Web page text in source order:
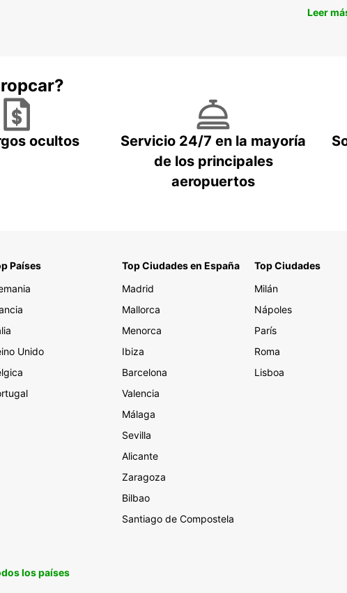
Vehículos
aeropuertos y
Posibilidad de
en tus
Con Europcar,
Bélgica es una
optimizar tus
Leer
ocultos
Servicio 24/7 en la mayoría
de los principales
aeropuertos
Países
Unido
Top Ciudades en España
Madrid
Mallorca
Menorca
Ibiza
Barcelona
Valencia
Málaga
Sevilla
Alicante
Zaragoza
Bilbao
Santiago de Compostela
Top Ciudades
Milán
Nápoles
París
Roma
Lisboa
los países